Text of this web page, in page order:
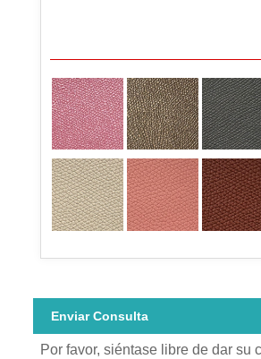
Enviar Consulta
Por favor, siéntase libre de dar su